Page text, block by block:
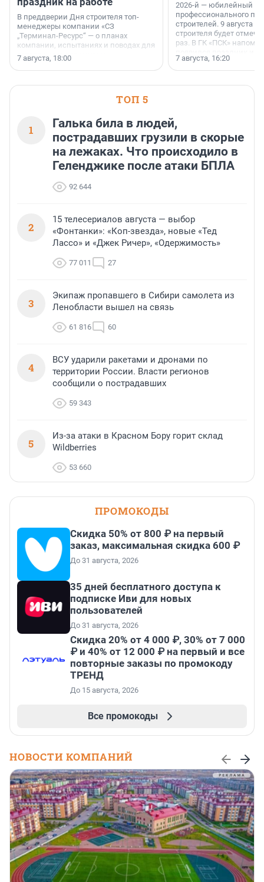
В преддверии Дня строителя топ-
менеджеры компании «СЗ
„Терминал-Ресурс“ — о планах
компании, испытаниях и поводах для
осторожного оптимизма.
7 августа, 18:00
2026-й — юбилейный
профессионального
строителей. 9 августа
строителя будет
раз. В ГК «ПСК»
поменялась роль
7 августа, 16:20
ТОП 5
1
Галька била в людей,
пострадавших грузили в скорые
на лежаках. Что происходило в
Геленджике после атаки БПЛА
92 644
2
15 телесериалов августа — выбор
«Фонтанки»: «Коп-звезда», новые «Тед
Лассо» и «Джек Ричер», «Одержимость»
77 011 27
3
Экипаж пропавшего в Сибири самолета из
Ленобласти вышел на связь
61 816 60
4
ВСУ ударили ракетами и дронами по
территории России. Власти регионов
сообщили о пострадавших
59 343
5
Из-за атаки в Красном Бору горит склад
Wildberries
53 660
ПРОМОКОДЫ
Скидка 50% от 800 ₽ на первый
заказ, максимальная скидка 600 ₽
До 31 августа, 2026
35 дней бесплатного доступа к
подписке Иви для новых
пользователей
До 31 августа, 2026
Скидка 20% от 4 000 ₽, 30% от 7 000
₽ и 40% от 12 000 ₽ на первый и все
повторные заказы по промокоду
ТРЕНД
До 15 августа, 2026
Все промокоды
НОВОСТИ КОМПАНИЙ